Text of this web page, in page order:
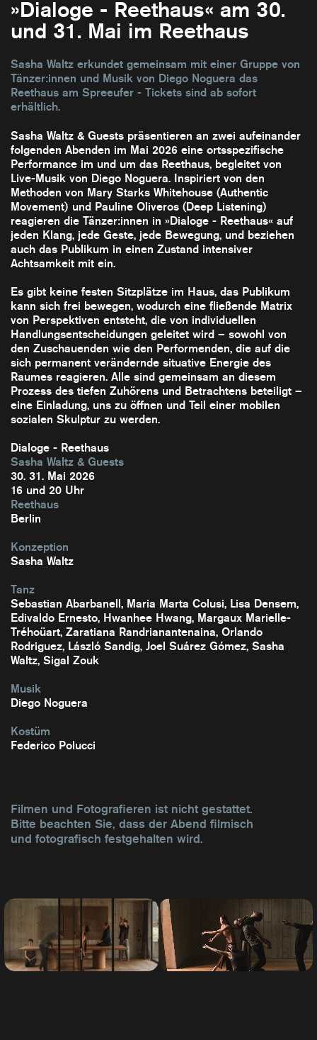
»Dialoge - Reethaus« am 30.
und 31. Mai im Reethaus
Sasha Waltz erkundet gemeinsam mit einer Gruppe von
Tänzer:innen und Musik von Diego Noguera das
Reethaus am Spreeufer - Tickets sind ab sofort
erhältlich.
Sasha Waltz & Guests präsentieren an zwei aufeinander
folgenden Abenden im Mai 2026 eine ortsspezifische
Performance im und um das Reethaus, begleitet von
Live-Musik von Diego Noguera. Inspiriert von den
Methoden von Mary Starks Whitehouse (Authentic
Movement) und Pauline Oliveros (Deep Listening)
reagieren die Tänzer:innen in »Dialoge - Reethaus« auf
jeden Klang, jede Geste, jede Bewegung, und beziehen
auch das Publikum in einen Zustand intensiver
Achtsamkeit mit ein.
Es gibt keine festen Sitzplätze im Haus, das Publikum
kann sich frei bewegen, wodurch eine fließende Matrix
von Perspektiven entsteht, die von individuellen
Handlungsentscheidungen geleitet wird – sowohl von
den Zuschauenden wie den Performenden, die auf die
sich permanent verändernde situative Energie des
Raumes reagieren. Alle sind gemeinsam an diesem
Prozess des tiefen Zuhörens und Betrachtens beteiligt –
eine Einladung, uns zu öffnen und Teil einer mobilen
sozialen Skulptur zu werden.
Dialoge - Reethaus
Sasha Waltz & Guests
​30. 31. Mai 2026
16 und 20 Uhr
Reethaus
Berlin
Konzeption
Sasha Waltz
Tanz
Sebastian Abarbanell, Maria Marta Colusi, Lisa Densem,
Edivaldo Ernesto, Hwanhee Hwang, Margaux Marielle-
Tréhoüart, Zaratiana Randrianantenaina, Orlando
Rodriguez, László Sandig, Joel Suárez Gómez, Sasha
Waltz, Sigal Zouk
Musik
Diego Noguera
Kostüm
Federico Polucci
Filmen und Fotografieren ist nicht gestattet.
Bitte beachten Sie, dass der Abend filmisch
und fotografisch festgehalten wird.